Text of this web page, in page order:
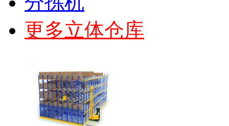
更多立体仓库